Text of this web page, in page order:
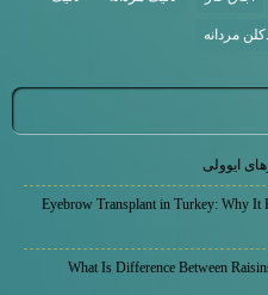
مردانه
ایوولی
Eyebrow Transplant in Turkey: Why It
What Is Difference Between